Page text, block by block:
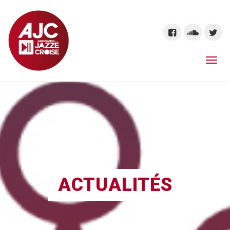
ACTUALITÉS